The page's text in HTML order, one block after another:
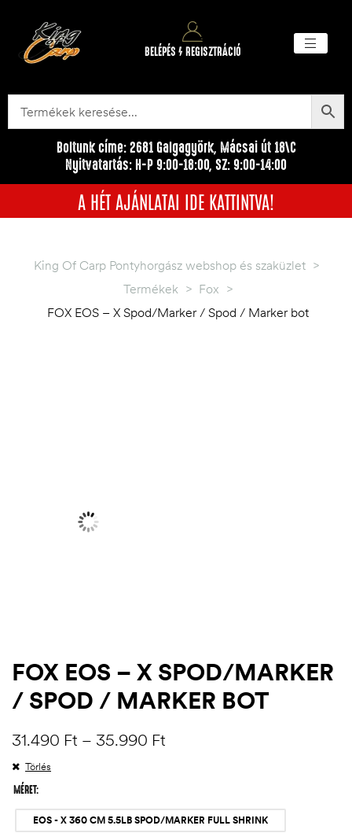
BELÉPÉS / REGISZTRÁCIÓ
Boltunk címe: 2681 Galgagyörk, Mácsai út 18\C
Nyitvatartás: H-P 9:00-18:00, SZ: 9:00-14:00
A HÉT AJÁNLATAI IDE KATTINTVA!
King Of Carp Pontyhorgász webshop és szaküzlet >
Termékek > Fox >
FOX EOS – X Spod/Marker / Spod / Marker bot
FOX EOS – X SPOD/MARKER
/ SPOD / MARKER BOT
31.490 Ft – 35.990 Ft
MÉRET
EOS - X 360 CM 5.5LB SPOD/MARKER FULL SHRINK
Törlés